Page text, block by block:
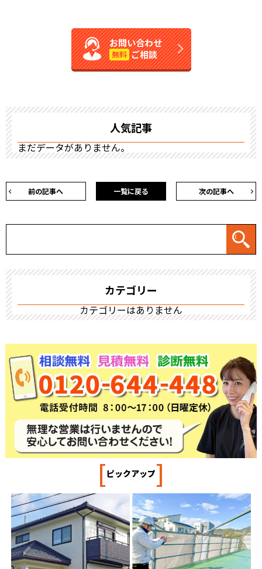
お問い合わせ
無料 ご相談
人気記事
まだデータがありません。
前の記事へ 次の記事へ
一覧に戻る
カテゴリー
カテゴリーはありません
[ピックアップ]